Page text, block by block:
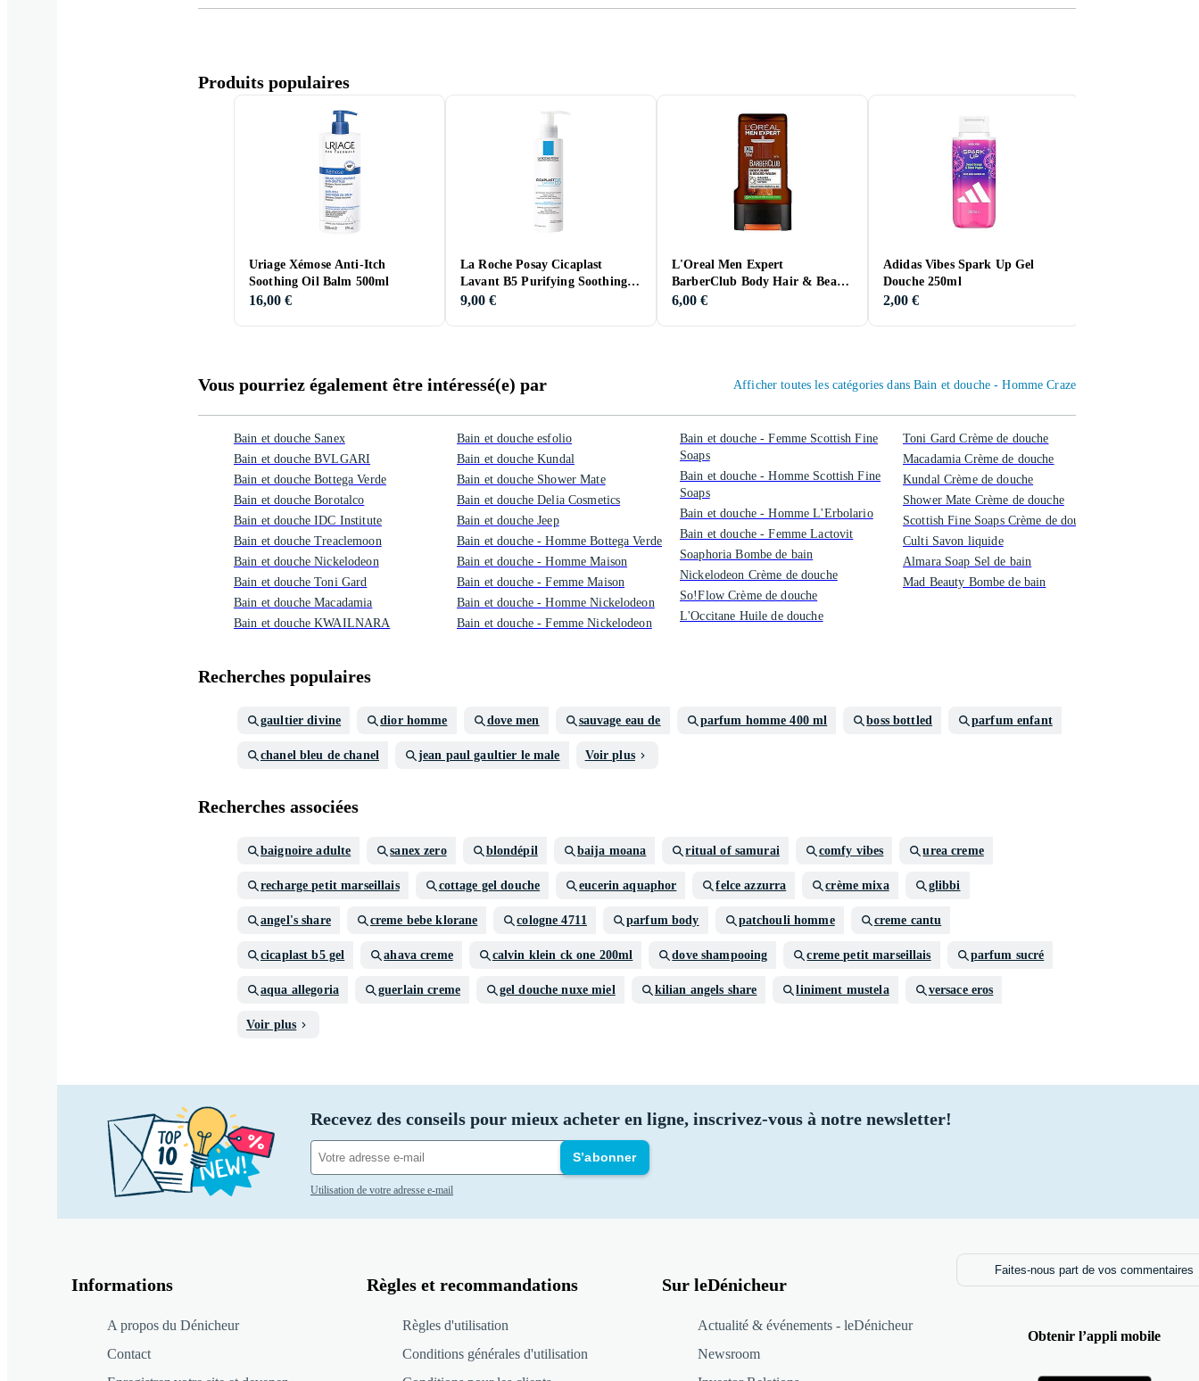
Produits populaires
Uriage Xémose Anti-Itch
Soothing Oil Balm 500ml
16,00 €
La Roche Posay Cicaplast
Lavant B5 Purifying Soothing
Foaming Gel 200ml
9,00 €
L'Oreal Men Expert
BarberClub Body Hair & Beard
Shower Gel 300ml
6,00 €
Adidas Vibes Spark Up Gel
Douche 250ml
2,00 €
Vous pourriez également être intéressé(e) par Afficher toutes les catégories dans Bain et douche - Homme Craze
Bain et douche Sanex
Bain et douche BVLGARI
Bain et douche Bottega Verde
Bain et douche Borotalco
Bain et douche IDC Institute
Bain et douche Treaclemoon
Bain et douche Nickelodeon
Bain et douche Toni Gard
Bain et douche Macadamia
Bain et douche KWAILNARA
Bain et douche esfolio
Bain et douche Kundal
Bain et douche Shower Mate
Bain et douche Delia Cosmetics
Bain et douche Jeep
Bain et douche - Homme Bottega Verde
Bain et douche - Homme Maison
Bain et douche - Femme Maison
Bain et douche - Homme Nickelodeon
Bain et douche - Femme Nickelodeon
Bain et douche - Femme Scottish Fine
Soaps
Bain et douche - Homme Scottish Fine
Soaps
Bain et douche - Homme L'Erbolario
Bain et douche - Femme Lactovit
Soaphoria Bombe de bain
Nickelodeon Crème de douche
So!Flow Crème de douche
L'Occitane Huile de douche
Toni Gard Crème de douche
Macadamia Crème de douche
Kundal Crème de douche
Shower Mate Crème de douche
Scottish Fine Soaps Crème de douche
Culti Savon liquide
Almara Soap Sel de bain
Mad Beauty Bombe de bain
Recherches populaires
gaultier divine dior homme dove men sauvage eau de parfum homme 400 ml boss bottled parfum enfant
chanel bleu de chanel jean paul gaultier le male Voir plus
Recherches associées
baignoire adulte sanex zero blondépil baija moana ritual of samurai comfy vibes urea creme
recharge petit marseillais cottage gel douche eucerin aquaphor felce azzurra crème mixa glibbi
angel's share creme bebe klorane cologne 4711 parfum body patchouli homme creme cantu
cicaplast b5 gel ahava creme calvin klein ck one 200ml dove shampooing creme petit marseillais parfum sucré
aqua allegoria guerlain creme gel douche nuxe miel kilian angels share liniment mustela versace eros
Voir plus
Recevez des conseils pour mieux acheter en ligne, inscrivez-vous à notre newsletter!
S’abonner
Utilisation de votre adresse e-mail
Informations
A propos du Dénicheur
Contact
Règles et recommandations
Règles d'utilisation
Conditions générales d'utilisation
Sur leDénicheur
Actualité & événements - leDénicheur
Newsroom
Faites-nous part de vos commentaires
Obtenir l’appli mobile